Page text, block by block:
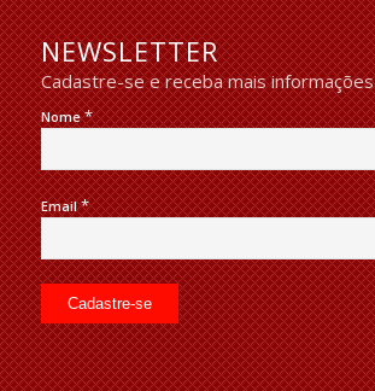
NEWSLETTER
Cadastre-se e receba mais informações
Nome*
Email*